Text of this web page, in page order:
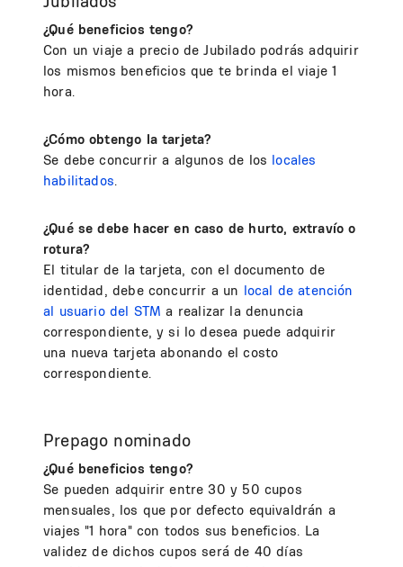
¿Qué beneficios tengo?
Con un viaje a precio de Jubilado podrás adquirir
los mismos beneficios que te brinda el viaje 1
hora.
¿Cómo obtengo la tarjeta?
Se debe concurrir a algunos de los locales
habilitados.
¿Qué se debe hacer en caso de hurto, extravío o
rotura?
El titular de la tarjeta, con el documento de
identidad, debe concurrir a un local de atención
al usuario del STM a realizar la denuncia
correspondiente, y si lo desea puede adquirir
una nueva tarjeta abonando el costo
correspondiente.
Prepago nominado
¿Qué beneficios tengo?
Se pueden adquirir entre 30 y 50 cupos
mensuales, los que por defecto equivaldrán a
viajes "1 hora" con todos sus beneficios. La
validez de dichos cupos será de 40 días